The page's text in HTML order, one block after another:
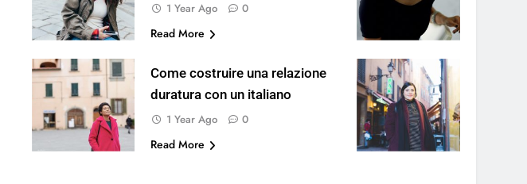
1 Year Ago
0
Read More
Come costruire una relazione
duratura con un italiano
1 Year Ago
0
Read More